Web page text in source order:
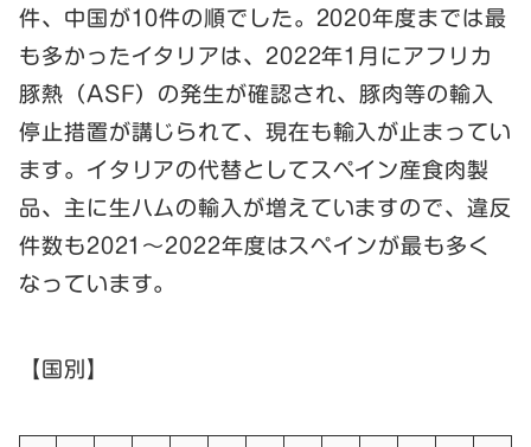
件、中国が10件の順でした。2020年度までは最
も多かったイタリアは、2022年1月にアフリカ
豚熱（ASF）の発生が確認され、豚肉等の輸入
停止措置が講じられて、現在も輸入が止まってい
ます。イタリアの代替としてスペイン産食肉製
品、主に生ハムの輸入が増えていますので、違反
件数も2021～2022年度はスペインが最も多く
なっています。
【国別】